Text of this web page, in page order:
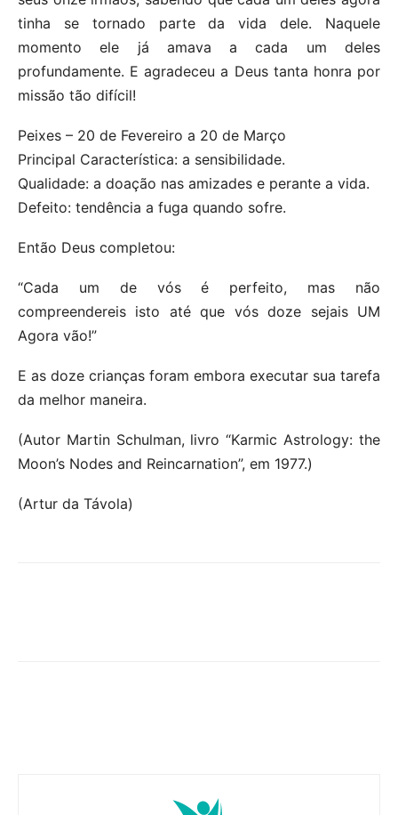
tinha se tornado parte da vida dele. Naquele
momento ele já amava a cada um deles
profundamente. E agradeceu a Deus tanta honra por
missão tão difícil!
Peixes – 20 de Fevereiro a 20 de Março
Principal Característica: a sensibilidade.
Qualidade: a doação nas amizades e perante a vida.
Defeito: tendência a fuga quando sofre.
Então Deus completou:
“Cada um de vós é perfeito, mas não
compreendereis isto até que vós doze sejais UM
Agora vão!”
E as doze crianças foram embora executar sua tarefa
da melhor maneira.
(Autor Martin Schulman, livro “Karmic Astrology: the
Moon’s Nodes and Reincarnation”, em 1977.)
(Artur da Távola)